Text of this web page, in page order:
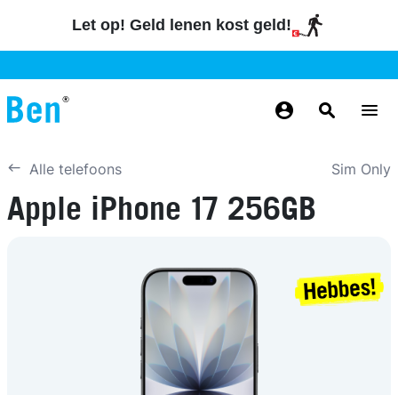
Let op! Geld lenen kost geld!
GRATISMAANDELIJKS AANPASSEN
Alle telefoons Sim Only
Apple iPhone 17 256GB